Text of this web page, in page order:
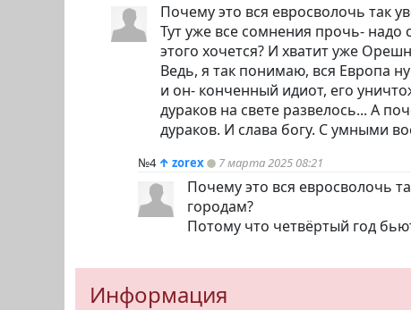
Почему это вся евросволочь так
Тут уже все сомнения прочь- надо
этого хочется? И хватит уже
Ведь, я так понимаю, вся Европа
и он- конченный идиот, его
дураков на свете развелось... А
дураков. И слава богу. С умными
№4 ↑ zorex 7 марта 2025 08:21
Почему это вся евросволочь
городам?
Потому что четвёртый год
Информация